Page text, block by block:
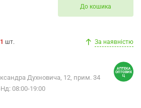
До кошика
1 шт. За наявністю
Духновича, 12, прим. 34
08:00-19:00